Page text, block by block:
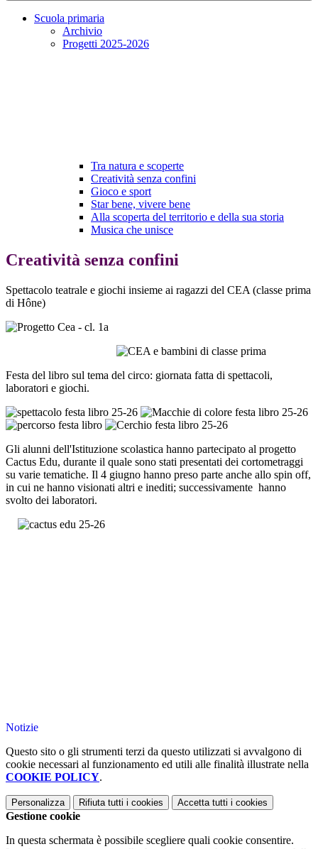
Scuola primaria
Archivio
Progetti 2025-2026
Tra natura e scoperte
Creatività senza confini
Gioco e sport
Star bene, vivere bene
Alla scoperta del territorio e della sua storia
Musica che unisce
Creatività senza confini
Spettacolo teatrale e giochi insieme ai ragazzi del CEA (classe prima
di Hône)
Festa del libro sul tema del circo: giornata fatta di spettacoli,
laboratori e giochi.
Gli alunni dell'Istituzione scolastica hanno partecipato al progetto
Cactus Edu, durante il quale sono stati presentati dei cortometraggi
su varie tematiche. Il 4 giugno hanno preso parte anche allo spin off,
in cui ne hanno visionati altri e inediti; successivamente hanno
svolto dei laboratori.
Notizie
Questo sito o gli strumenti terzi da questo utilizzati si avvalgono di
cookie necessari al funzionamento ed utili alle finalità illustrate nella
COOKIE POLICY.
Personalizza Rifiuta tutti i cookies Accetta tutti i cookies
Gestione cookie
In questa schermata è possibile scegliere quali cookie consentire.